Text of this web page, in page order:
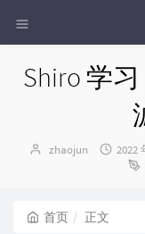
Shiro 学
博
zhaojun
发
2022
首页 正文